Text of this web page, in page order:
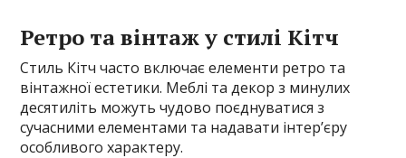
Ретро та вінтаж у стилі Кітч
Стиль Кітч часто включає елементи ретро та
вінтажної естетики. Меблі та декор з минулих
десятиліть можуть чудово поєднуватися з
сучасними елементами та надавати інтер’єру
особливого характеру.